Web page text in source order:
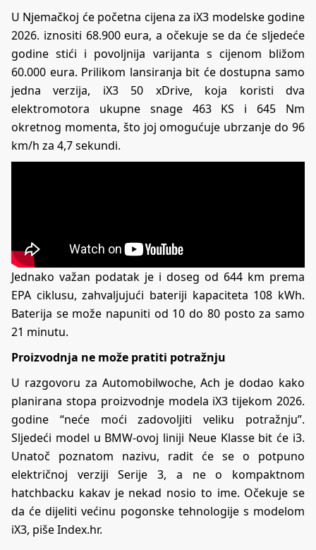
U Njemačkoj će početna cijena za iX3 modelske godine
2026. iznositi 68.900 eura, a očekuje se da će sljedeće
godine stići i povoljnija varijanta s cijenom bližom
60.000 eura. Prilikom lansiranja bit će dostupna samo
jedna verzija, iX3 50 xDrive, koja koristi dva
elektromotora ukupne snage 463 KS i 645 Nm
okretnog momenta, što joj omogućuje ubrzanje do 96
km/h za 4,7 sekundi.
Jednako važan podatak je i doseg od 644 km prema
EPA ciklusu, zahvaljujući bateriji kapaciteta 108 kWh.
Baterija se može napuniti od 10 do 80 posto za samo
21 minutu.
Proizvodnja ne može pratiti potražnju
U razgovoru za Automobilwoche, Ach je dodao kako
planirana stopa proizvodnje modela iX3 tijekom 2026.
godine “neće moći zadovoljiti veliku potražnju”.
Sljedeći model u BMW-ovoj liniji Neue Klasse bit će i3.
Unatoč poznatom nazivu, radit će se o potpuno
električnoj verziji Serije 3, a ne o kompaktnom
hatchbacku kakav je nekad nosio to ime. Očekuje se
da će dijeliti većinu pogonske tehnologije s modelom
iX3, piše Index.hr.